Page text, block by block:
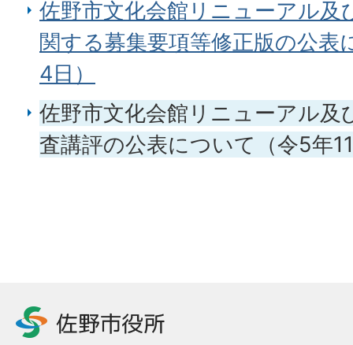
佐野市文化会館リニューアル及
関する募集要項等修正版の公表
4日）
佐野市文化会館リニューアル及
査講評の公表について（令5年